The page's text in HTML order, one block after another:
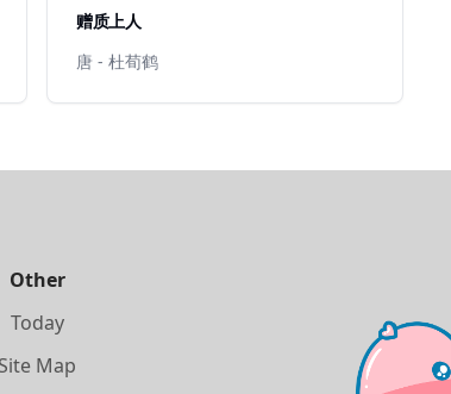
赠质上人
唐 - 杜荀鹤
Other
Today
Site Map